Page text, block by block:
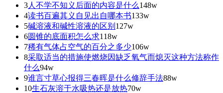
3人不学不知义后面的内容是什么148w
4读书百遍其义自见出自哪本书133w
5碱溶液和碱性溶液的区别 127w
6圆锥的底面积怎么求118w
7稀有气体占空气的百分之多少106w
8采取适当的措施使燃烧因缺乏氧气而熄灭这种方法称作
什么94w
9谁言寸草心报得三春晖是什么修辞手法88w
10生石灰溶于水吸热还是放热70w